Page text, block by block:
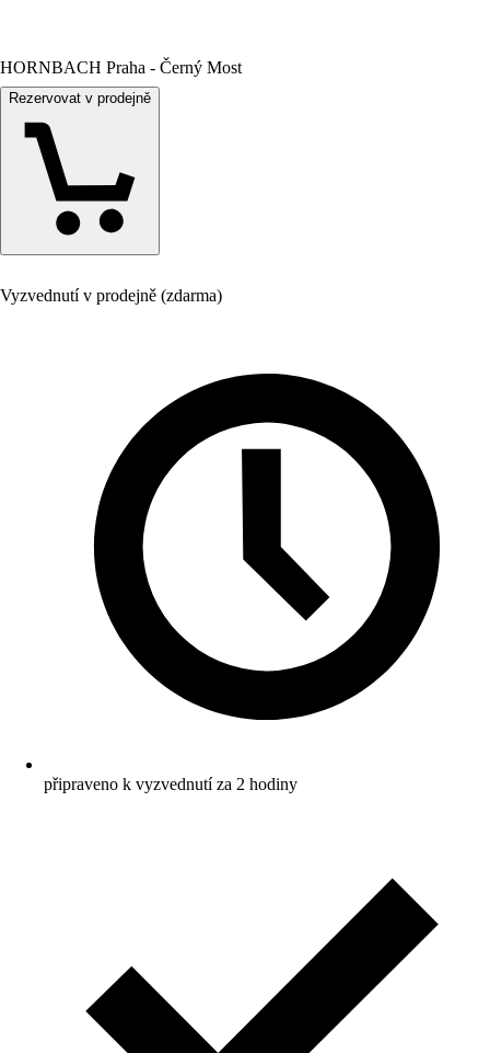
HORNBACH Praha - Černý Most
Rezervovat v prodejně
Vyzvednutí v prodejně (zdarma)
připraveno k vyzvednutí za 2 hodiny